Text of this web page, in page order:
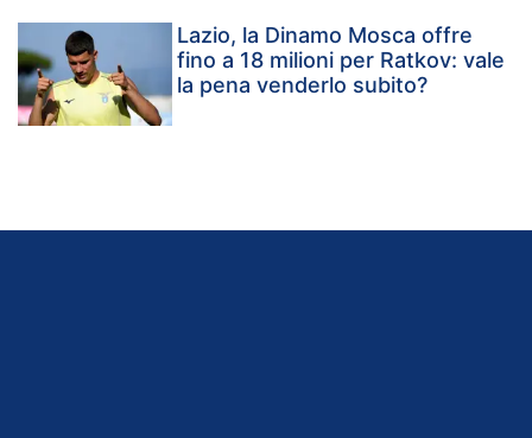
Lazio, la Dinamo Mosca offre
fino a 18 milioni per Ratkov: vale
la pena venderlo subito?